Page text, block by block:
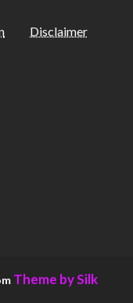
Disclaimer
Theme by Silk